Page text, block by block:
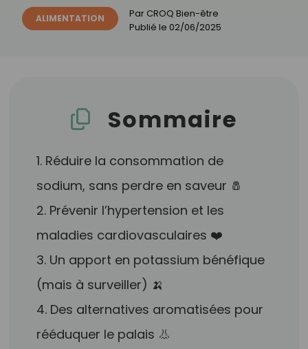
ALIMENTATION Par CROQ Bien-être
Publié le 02/06/2025
Sommaire
1. Réduire la consommation de
sodium, sans perdre en saveur 🧂
2. Prévenir l’hypertension et les
maladies cardiovasculaires ❤️
3. Un apport en potassium bénéfique
(mais à surveiller) 🍌
4. Des alternatives aromatisées pour
rééduquer le palais 👃